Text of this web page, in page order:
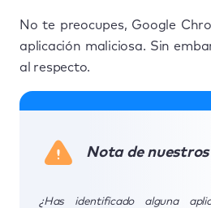
No te preocupes, Google
aplicación maliciosa. Sin
al respecto.
Nota de
¿Has identificado alguna